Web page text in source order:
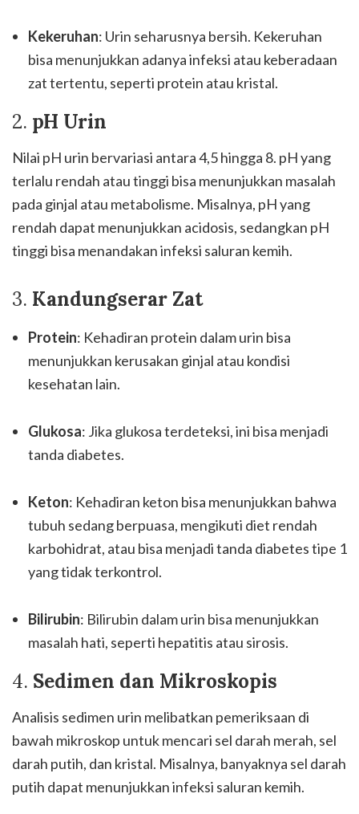
Kekeruhan: Urin seharusnya bersih. Kekeruhan
bisa menunjukkan adanya infeksi atau keberadaan
zat tertentu, seperti protein atau kristal.
2. pH Urin
Nilai pH urin bervariasi antara 4,5 hingga 8. pH yang
terlalu rendah atau tinggi bisa menunjukkan masalah
pada ginjal atau metabolisme. Misalnya, pH yang
rendah dapat menunjukkan acidosis, sedangkan pH
tinggi bisa menandakan infeksi saluran kemih.
3. Kandungserar Zat
Protein: Kehadiran protein dalam urin bisa
menunjukkan kerusakan ginjal atau kondisi
kesehatan lain.
Glukosa: Jika glukosa terdeteksi, ini bisa menjadi
tanda diabetes.
Keton: Kehadiran keton bisa menunjukkan bahwa
tubuh sedang berpuasa, mengikuti diet rendah
karbohidrat, atau bisa menjadi tanda diabetes tipe 1
yang tidak terkontrol.
Bilirubin: Bilirubin dalam urin bisa menunjukkan
masalah hati, seperti hepatitis atau sirosis.
4. Sedimen dan Mikroskopis
Analisis sedimen urin melibatkan pemeriksaan di
bawah mikroskop untuk mencari sel darah merah, sel
darah putih, dan kristal. Misalnya, banyaknya sel darah
putih dapat menunjukkan infeksi saluran kemih.